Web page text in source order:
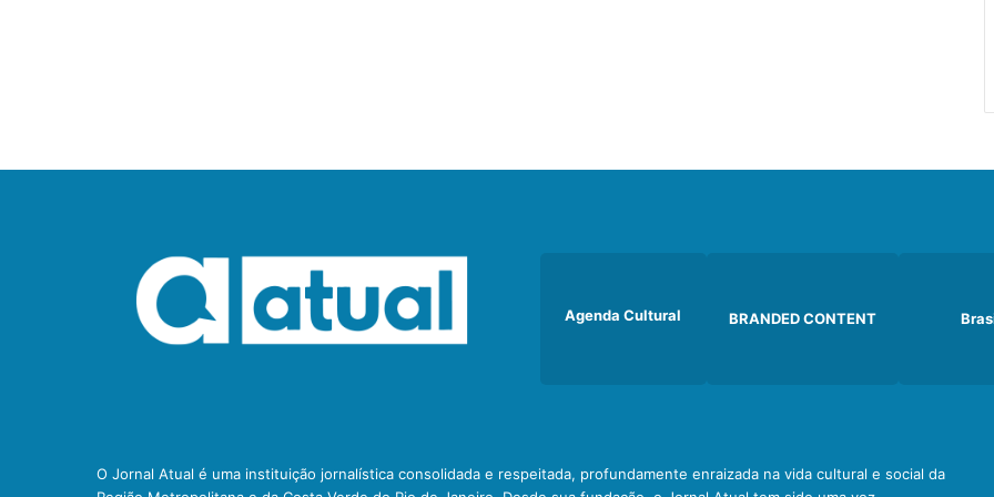
Agenda Cultural BRANDED CONTENT
O Jornal Atual é uma instituição jornalística consolidada e respeitada, profundamente enraizada na vida cultural e social da